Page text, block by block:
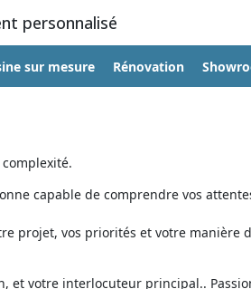
personnalisé
sur mesure Rénovation
capable de comprendre vos
projet, vos priorités et votre manière
et votre interlocuteur principal..